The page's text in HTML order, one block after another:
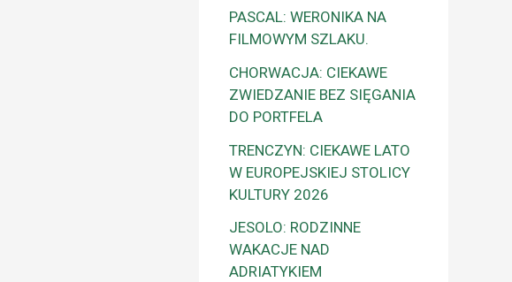
PASCAL: WERONIKA NA
FILMOWYM SZLAKU.
CHORWACJA: CIEKAWE
ZWIEDZANIE BEZ SIĘGANIA
DO PORTFELA
TRENCZYN: CIEKAWE LATO
W EUROPEJSKIEJ STOLICY
KULTURY 2026
JESOLO: RODZINNE
WAKACJE NAD
ADRIATYKIEM